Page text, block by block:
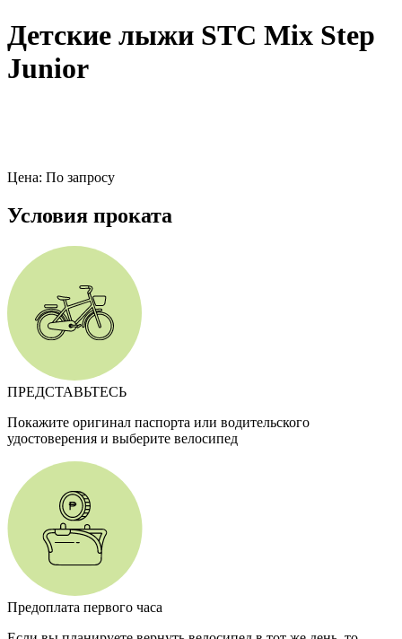
Детские лыжи STC Mix Step
Junior
Цена: По запросу
Условия проката
ПРЕДСТАВЬТЕСЬ
Покажите оригинал паспорта или водительского
удостоверения и выберите велосипед
Предоплата первого часа